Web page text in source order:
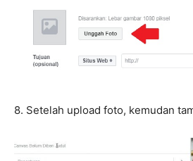
8. Setelah upload foto, kemudan